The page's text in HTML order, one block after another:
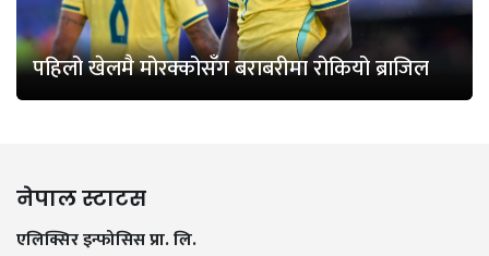
पहिलो खेलमै मोरक्कोसँग बराबरीमा रोकियो ब्राजिल
नेपाल स्टाटस
एलिक्सिर इन्फोसिस प्रा. लि.